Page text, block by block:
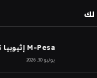
لك
M-Pesa إثيوبيا تعزز خدماتها؛ تعلن شركة Ethio Telecom عن نموها
يوليو 30, 2026